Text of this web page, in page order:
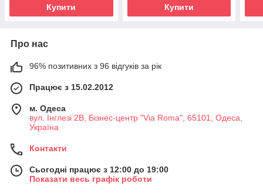
Купити Купити
Про нас
96% позитивних з 96 відгуків за рік
Працює з 15.02.2012
м. Одеса
вул. Інглезі 2В, Бізнес-центр "Via Roma", 65101, Одеса,
Україна
Контакти
Сьогодні працює з 12:00 до 19:00
Показати весь графік роботи